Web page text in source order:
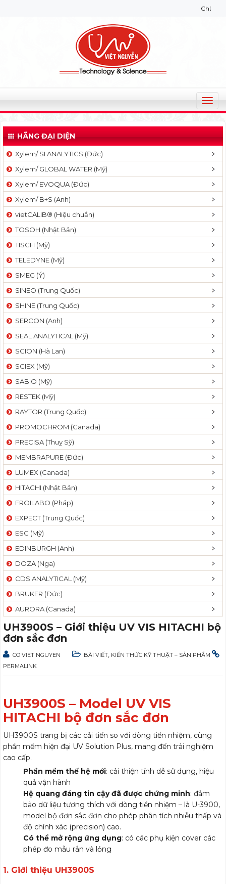
Chào mừng bạn
T
o
g
l
v
a
t
n
HÃNG ĐẠI DIỆN
Xylem/ SI ANALYTICS (Đức)
Xylem/ GLOBAL WATER (Mỹ)
Xylem/ EVOQUA (Đức)
Xylem/ B+S (Anh)
vietCALIB® (Hiệu chuẩn)
TOSOH (Nhật Bản)
TISCH (Mỹ)
TELEDYNE (Mỹ)
SMEG (Ý)
SINEO (Trung Quốc)
SHINE (Trung Quốc)
SERCON (Anh)
SEAL ANALYTICAL (Mỹ)
SCION (Hà Lan)
SCIEX (Mỹ)
SABIO (Mỹ)
RESTEK (Mỹ)
RAYTOR (Trung Quốc)
PROMOCHROM (Canada)
PRECISA (Thuỵ Sỹ)
MEMBRAPURE (Đức)
LUMEX (Canada)
HITACHI (Nhật Bản)
FROILABO (Pháp)
EXPECT (Trung Quốc)
ESC (Mỹ)
EDINBURGH (Anh)
DOZA (Nga)
CDS ANALYTICAL (Mỹ)
BRUKER (Đức)
AURORA (Canada)
UH3900S – Giới thiệu UV VIS HITACHI bộ
đơn sắc đơn
CO VIET NGUYEN BÀI VIẾT KIẾN THỨC KỸ THUẬT – SẢN PHẨM
PERMALINK
UH3900S – Model UV VIS
HITACHI bộ đơn sắc đơn
UH3900S trang bị các cải tiến so với dòng tiền nhiệm, cùng
phần mềm hiện đại UV Solution Plus, mang đến trải nghiệm
cao cấp.
Phần mềm thế hệ mới: cải thiện tính dễ sử dụng, hiệu
quả vận hành
Hệ quang đáng tin cậy đã được chứng minh: đảm
bảo dữ liệu tương thích với dòng tiền nhiệm – là U-3900,
model bộ đơn sắc đơn cho phép phân tích nhiễu thấp và
độ chính xác (precision) cao.
Có thể mở rộng ứng dụng: có các phụ kiện cover các
phép đo mẫu rắn và lỏng
1. Giới thiệu UH3900S